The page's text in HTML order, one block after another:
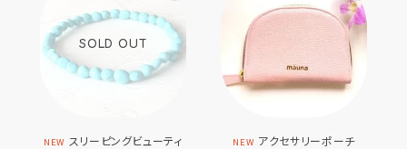
SOLD OUT
NEW スリーピングビューティ
NEW アクセサリーポーチ